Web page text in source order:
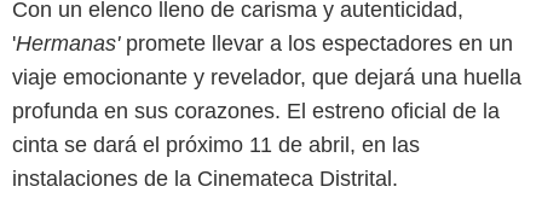
Con un elenco lleno de carisma y autenticidad,
'Hermanas'promete llevar a los espectadores en un
viaje emocionante y revelador, que dejará una huella
profunda en sus corazones. El estreno oficial de la
cinta se dará el próximo 11 de abril, en las
instalaciones de la Cinemateca Distrital.